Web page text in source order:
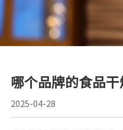
哪个品牌的食品干
2025-04-28